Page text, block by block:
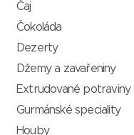
Čaj
Čokoláda
Dezerty
Džemy a zavařeniny
Extrudované potraviny
Gurmánské speciality
Houby